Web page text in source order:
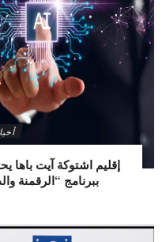
إقليم اشتوكة آيت باها
ببرنامج “الرقمنة